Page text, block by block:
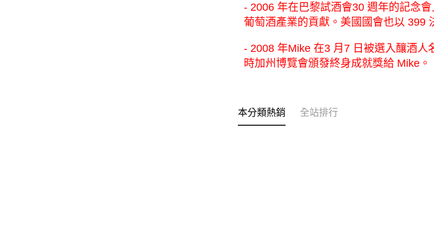
- 2006 年在巴黎試酒會30 週年的記念
葡萄酒產業的貢獻。美國國會也以 399
- 2008 年Mike 在3 月7 日被選入釀酒人
時加州博覽會頒發終身成就獎給 Mike。
本分類熱銷 全站排行